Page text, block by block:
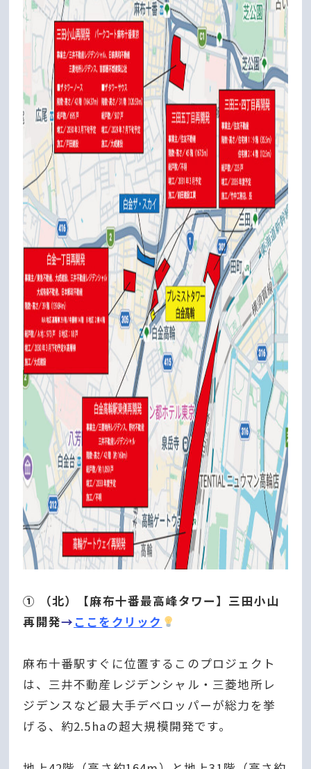
① （北）【麻布十番最高峰タワー】三田小山
再開発→ここをクリック
麻布十番駅すぐに位置するこのプロジェクト
は、三井不動産レジデンシャル・三菱地所レ
ジデンスなど最大手デベロッパーが総力を挙
げる、約2.5haの超大規模開発です。